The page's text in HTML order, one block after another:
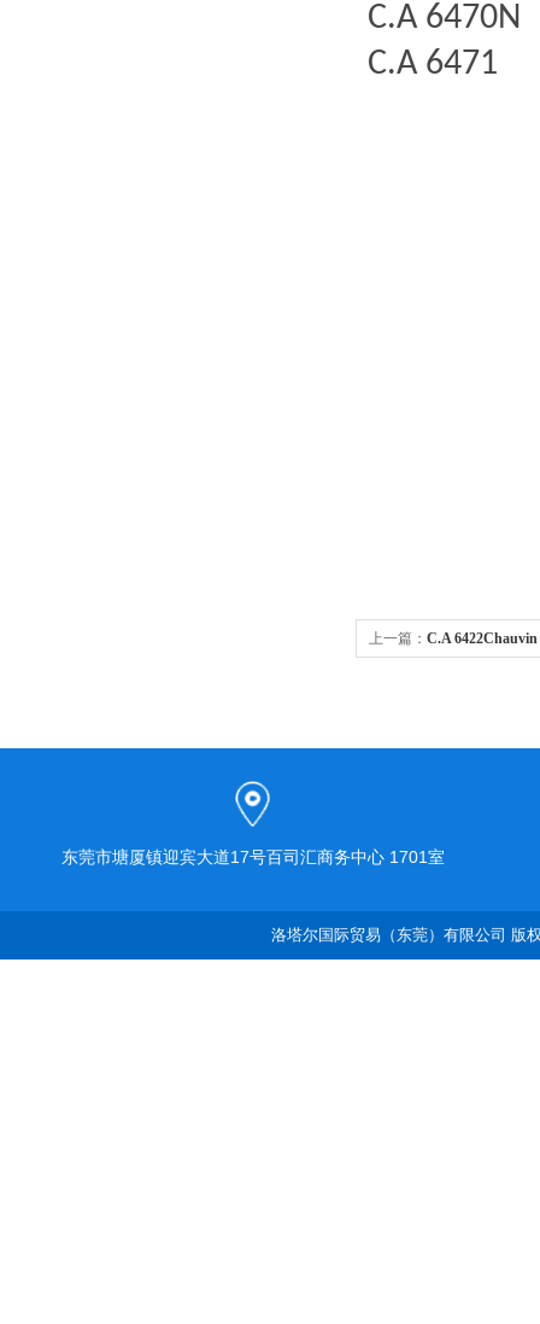
C.A 6470N
C.A 6471
上一篇： C.A
东莞市塘厦镇迎宾大道17号百司汇商务中心 1701室
洛塔尔国际贸易（东莞）有限公司 版